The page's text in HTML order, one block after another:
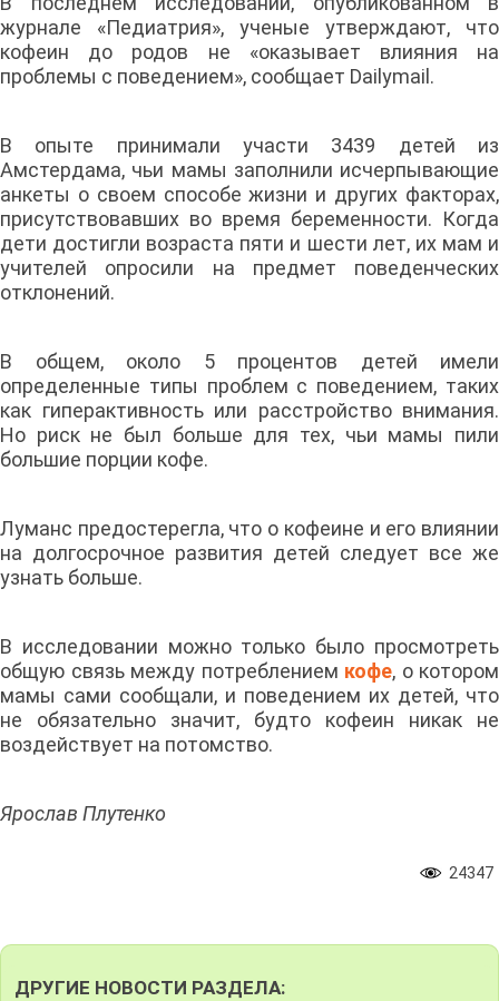
журнале «Педиатрия», ученые утверждают, что
кофеин до родов не «оказывает влияния на
проблемы с поведением», сообщает Dailymail.
В опыте принимали участи 3439 детей из
Амстердама, чьи мамы заполнили исчерпывающие
анкеты о своем способе жизни и других факторах,
присутствовавших во время беременности. Когда
дети достигли возраста пяти и шести лет, их мам и
учителей опросили на предмет поведенческих
отклонений.
В общем, около 5 процентов детей имели
определенные типы проблем с поведением, таких
как гиперактивность или расстройство внимания.
Но риск не был больше для тех, чьи мамы пили
большие порции кофе.
Луманс предостерегла, что о кофеине и его влиянии
на долгосрочное развития детей следует все же
узнать больше.
В исследовании можно только было просмотреть
общую связь между потреблением кофе, о котором
мамы сами сообщали, и поведением их детей, что
не обязательно значит, будто кофеин никак не
воздействует на потомство.
Ярослав Плутенко
24347
ДРУГИЕ НОВОСТИ РАЗДЕЛА: